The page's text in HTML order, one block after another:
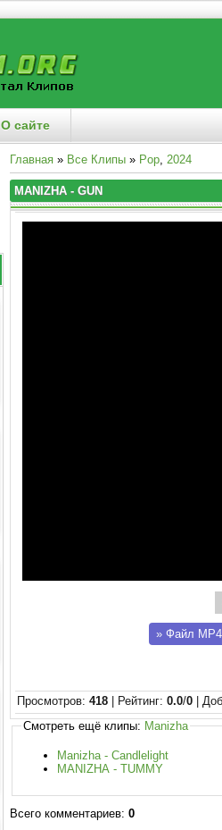
О сайте
Главная » Все Клипы » Pop, 2024
MANIZHA - GUN
»Файл
Просмотров: 418 Рейтинг: 0.0/0
Смотреть ещё клипы: Manizha
Manizha - Candlelight
MANIZHA - TUMMY
Всего комментариев: 0